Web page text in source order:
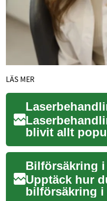
LÄS MER
blivit allt
åren. Denna
metod erb...
Upptäck hur
bilförsäkring i